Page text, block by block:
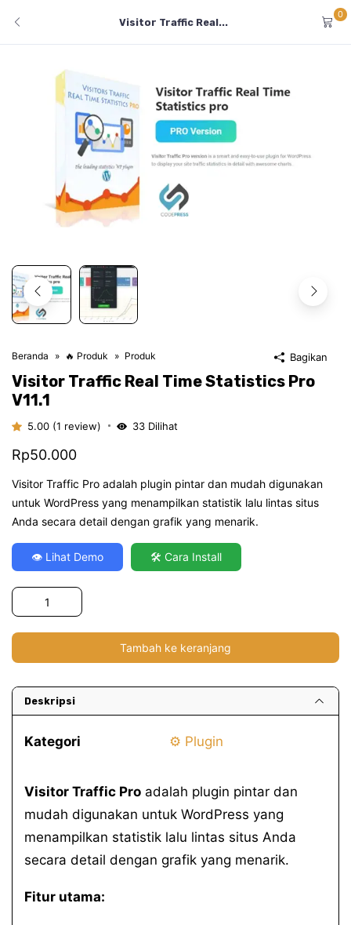
Visitor Traffic Real...
0
Beranda 🔥 Produk Produk
Visitor Traffic Real Time Statistics Pro
V11.1
5.00 (1 review) 33 Dilihat
Rp50.000
Visitor Traffic Pro adalah plugin pintar dan mudah digunakan
untuk WordPress yang menampilkan statistik lalu lintas situs
Anda secara detail dengan grafik yang menarik.
👁️ Lihat Demo 🛠️ Cara Install
Kuantitas
Visitor
Traffic
Statistics
pro
Tambah ke keranjang
Bagikan
Deskripsi
Kategori ⚙️ Plugin
Visitor Traffic Pro adalah plugin pintar dan
mudah digunakan untuk WordPress yang
menampilkan statistik lalu lintas situs Anda
secara detail dengan grafik yang menarik.
Fitur utama: